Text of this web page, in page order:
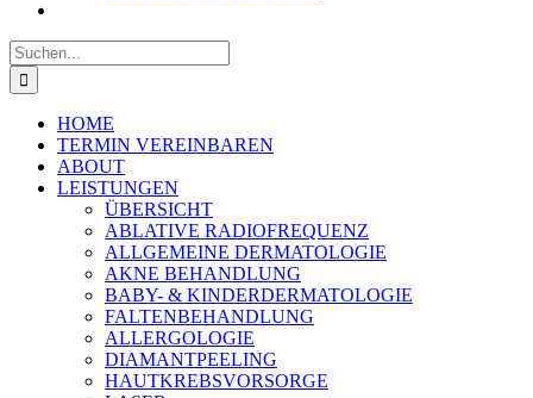
Suche
nach:
HOME
TERMIN VEREINBAREN
ABOUT
LEISTUNGEN
ÜBERSICHT
ABLATIVE RADIOFREQUENZ
ALLGEMEINE DERMATOLOGIE
AKNE BEHANDLUNG
BABY- & KINDERDERMATOLOGIE
FALTENBEHANDLUNG
ALLERGOLOGIE
DIAMANTPEELING
HAUTKREBSVORSORGE